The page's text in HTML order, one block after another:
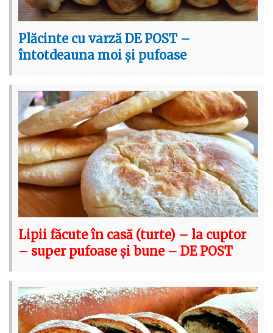
Plăcinte cu varză DE POST –
întotdeauna moi și pufoase
Lipii făcute în casă (turte) – la cuptor
– super pufoase și bune – DE POST